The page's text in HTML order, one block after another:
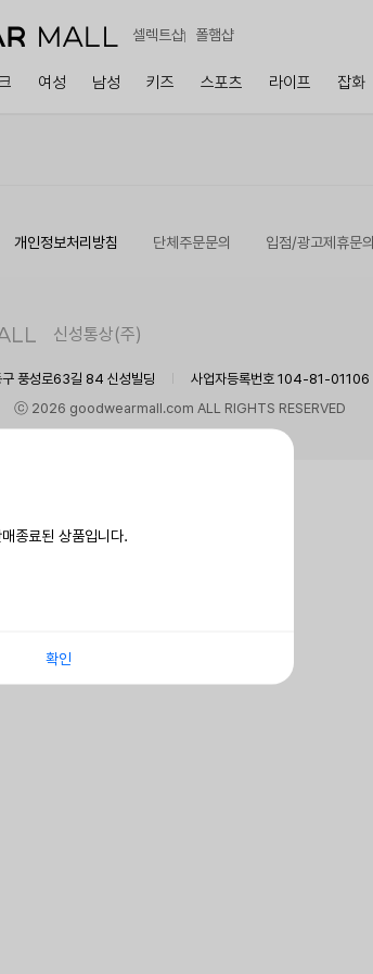
셀렉트샵 폴햄샵
여성 남성 키즈 스포츠 라이프 잡화
종료된 상품입니다.
확인
개인정보처리방침 단체주문문의 입점/광고제휴문의
신성통상(주)
구 풍성로63길 84 신성빌딩 사업자등록번호 104-81-01106
ⓒ 2026 goodwearmall.com ALL RIGHTS RESERVED